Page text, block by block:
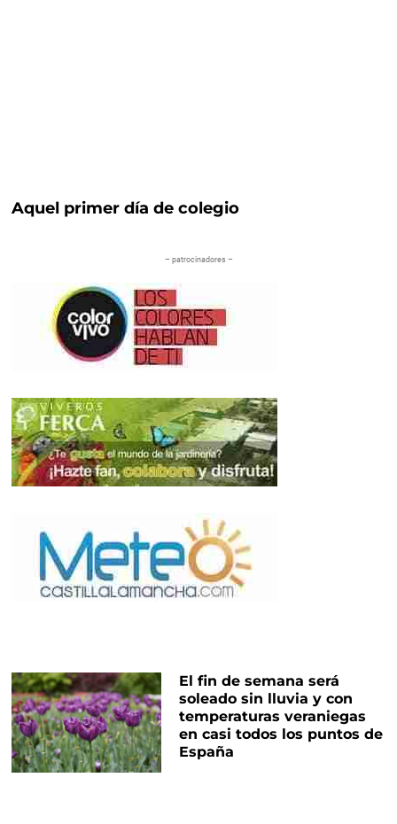
Aquel primer día de colegio
– patrocinadores –
El fin de semana será
soleado sin lluvia y con
temperaturas veraniegas
en casi todos los puntos de
España